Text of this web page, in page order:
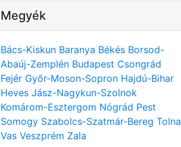
Megyék
Bács-Kiskun Baranya Békés Borsod-
Abaúj-Zemplén Budapest Csongrád
Fejér Győr-Moson-Sopron Hajdú-Bihar
Heves Jász-Nagykun-Szolnok
Komárom-Esztergom Nógrád Pest
Somogy Szabolcs-Szatmár-Bereg Tolna
Vas Veszprém Zala